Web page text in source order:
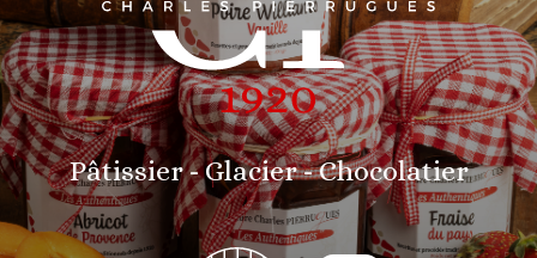
Pâtissier - Glacier - Chocolatier